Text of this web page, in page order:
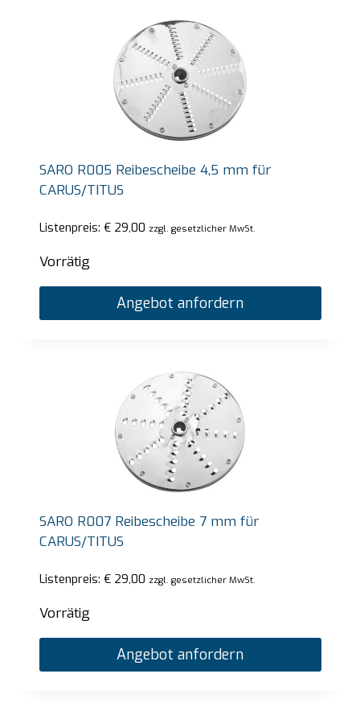
SARO R005 Reibescheibe 4,5 mm für
CARUS/TITUS
Listenpreis: €29,00 zzgl. gesetzlicher MwSt.
Vorrätig
Angebot anfordern
SARO R007 Reibescheibe 7 mm für
CARUS/TITUS
Listenpreis: €29,00 zzgl. gesetzlicher MwSt.
Vorrätig
Angebot anfordern